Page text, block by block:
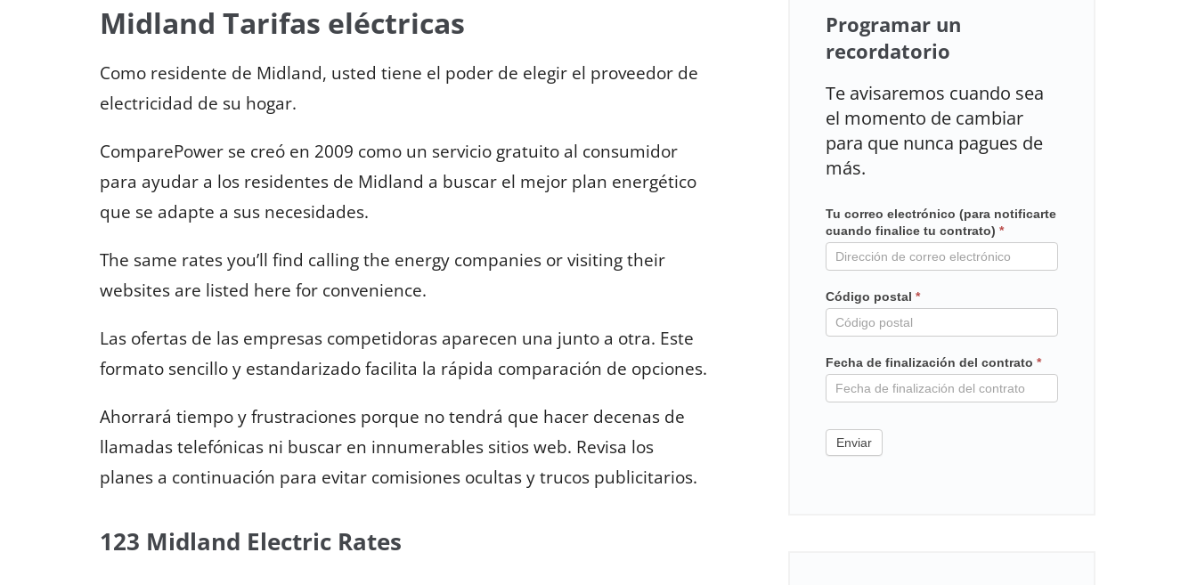
Midland Tarifas eléctricas
Como residente de Midland, usted tiene el poder de elegir el proveedor de
electricidad de su hogar.
ComparePower se creó en 2009 como un servicio gratuito al consumidor
para ayudar a los residentes de Midland a buscar el mejor plan energético
que se adapte a sus necesidades.
The same rates you’ll find calling the energy companies or visiting their
websites are listed here for convenience.
Las ofertas de las empresas competidoras aparecen una junto a otra. Este
formato sencillo y estandarizado facilita la rápida comparación de opciones.
Ahorrará tiempo y frustraciones porque no tendrá que hacer decenas de
llamadas telefónicas ni buscar en innumerables sitios web. Revisa los
planes a continuación para evitar comisiones ocultas y trucos publicitarios.
123 Midland Electric Rates
Programar un
recordatorio
Te avisaremos cuando sea
el momento de cambiar
para que nunca pagues de
más.
Mailchimp
en
contrato
Tu correo electrónico (para notificarte
cuando finalice tu contrato) *
Código postal *
Fecha de finalización del contrato *
Enviar